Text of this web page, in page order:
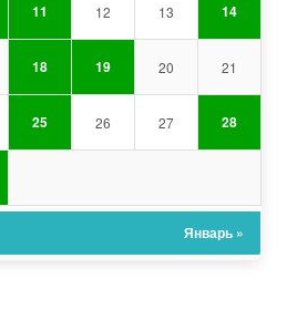
11 12 13 14
18 19 20 21
25 26 27 28
Январь »